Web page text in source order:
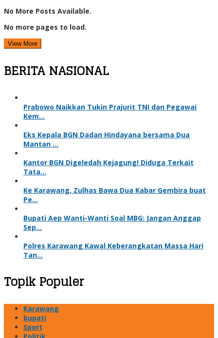
No More Posts Available.
No more pages to load.
View More
BERITA NASIONAL
Prabowo Naikkan Tukin Prajurit TNI dan Pegawai
Kem…
Eks Kepala BGN Dadan Hindayana bersama Dua
Mantan …
Kantor BGN Digeledah Kejagung! Diduga Terkait
Tata…
Ke Karawang, Zulhas Bawa Dua Kabar Gembira buat
Pe…
Bupati Aep Wanti-Wanti Soal MBG: Jangan Anggap
Sep…
Polres Karawang Kawal Keberangkatan Massa Hari
Tan…
Topik Populer
Karawang
bupati
Sport